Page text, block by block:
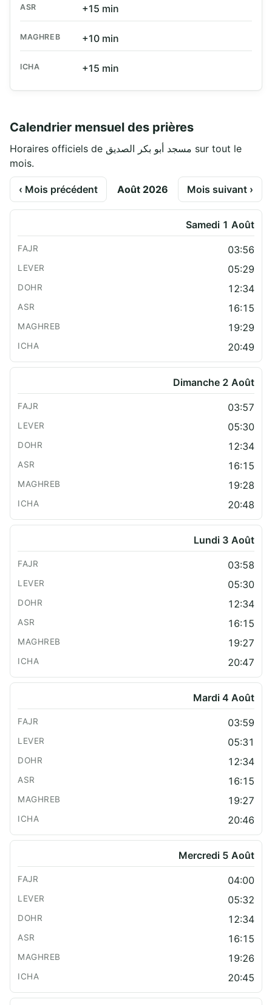
ASR +15 min
MAGHREB +10 min
ICHA +15 min
Calendrier mensuel des prières
Horaires officiels de مسجد أبو بكر الصديق sur tout le
mois.
‹ Mois précédent Août 2026 Mois suivant ›
Samedi 1 Août
03:56
05:29
12:34
16:15
19:29
20:49
Dimanche 2 Août
03:57
05:30
12:34
16:15
19:28
20:48
Lundi 3 Août
03:58
05:30
12:34
16:15
19:27
20:47
Mardi 4 Août
03:59
05:31
12:34
16:15
19:27
20:46
Mercredi 5 Août
04:00
05:32
12:34
16:15
19:26
20:45